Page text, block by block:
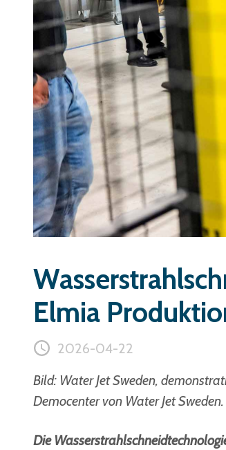
Elmia
2026-04-22
Bild: Water Jet Sweden,
Democenter von Water Jet Sweden.
Die